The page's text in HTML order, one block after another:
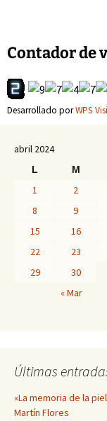
Contador de
Desarrollado porWPS
abril 2024
L M
1 2
8
9
15
16
22
23
29
30
« Mar
Últimas
«La memoria de la
Martín Flores